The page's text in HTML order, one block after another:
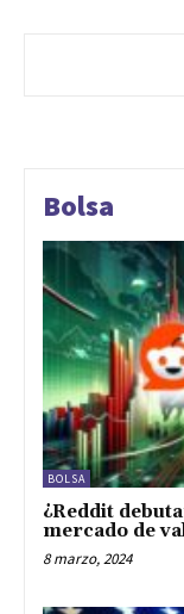
Bolsa
BOLSA
¿Reddit
mercado de
8 marzo, 2024